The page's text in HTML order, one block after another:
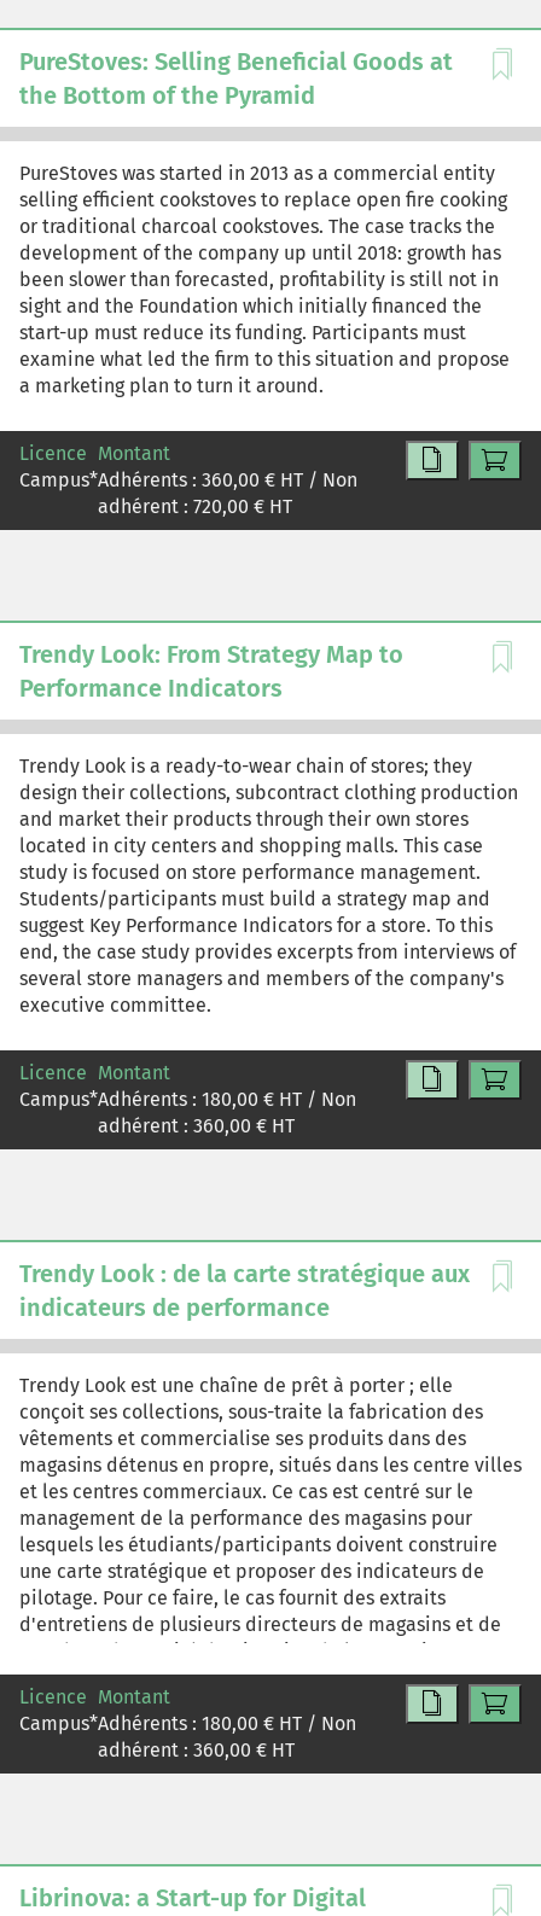
PureStoves: Selling Beneficial Goods at
the Bottom of the Pyramid
PureStoves was started in 2013 as a commercial entity
selling efficient cookstoves to replace open fire cooking
or traditional charcoal cookstoves. The case tracks the
development of the company up until 2018: growth has
been slower than forecasted, profitability is still not in
sight and the Foundation which initially financed the
start-up must reduce its funding. Participants must
examine what led the firm to this situation and propose
a marketing plan to turn it around.
Licence
Campus*
Montant
Adhérents : 360,00 € HT / Non
adhérent : 720,00 € HT
Trendy Look: From Strategy Map to
Performance Indicators
Trendy Look is a ready-to-wear chain of stores; they
design their collections, subcontract clothing production
and market their products through their own stores
located in city centers and shopping malls. This case
study is focused on store performance management.
Students/participants must build a strategy map and
suggest Key Performance Indicators for a store. To this
end, the case study provides excerpts from interviews of
several store managers and members of the company's
executive committee.
Licence
Campus*
Montant
Adhérents : 180,00 € HT / Non
adhérent : 360,00 € HT
Trendy Look : de la carte stratégique aux
indicateurs de performance
Trendy Look est une chaîne de prêt à porter ; elle
conçoit ses collections, sous-traite la fabrication des
vêtements et commercialise ses produits dans des
magasins détenus en propre, situés dans les centre villes
et les centres commerciaux. Ce cas est centré sur le
management de la performance des magasins pour
lesquels les étudiants/participants doivent construire
une carte stratégique et proposer des indicateurs de
pilotage. Pour ce faire, le cas fournit des extraits
d'entretiens de plusieurs directeurs de magasins et de
membres du Comité de Direction de l'entreprise.
Licence
Campus*
Montant
Adhérents : 180,00 € HT / Non
adhérent : 360,00 € HT
Librinova: a Start-up for Digital